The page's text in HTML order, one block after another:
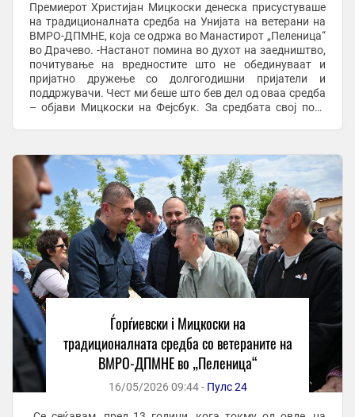
Премиерот Христијан Мицкоски денеска присустуваше
на традиционалната средба на Унијата на ветерани на
ВМРО-ДПМНЕ, која се одржа во Манастирот „Пеленица“
во Драчево. -Настанот помина во духот на заедништво,
почитување на вредностите што не обединуваат и
пријатно дружење со долгогодишни пријатели и
поддржувачи. Чест ми беше што бев дел од оваа средба
– објави Мицкоски на Фејсбук. За средбата свој пост
Ѓорѓиевски i Мицкоски на
традиционалната средба со ветераните на
ВМРО-ДПМНЕ во „Пеленица“
16/05/2026 09:44 - Пулс 24